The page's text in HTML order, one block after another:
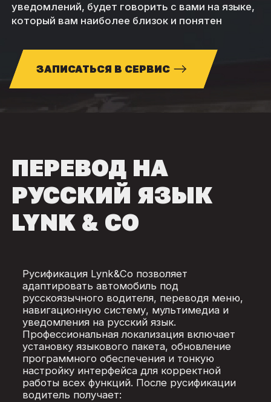
уведомлений, будет говорить с вами на языке,
который вам наиболее близок и понятен
ЗАПИСАТЬСЯ В СЕРВИС
ПЕРЕВОД НА
РУССКИЙ ЯЗЫК
LYNK & CO
Русификация Lynk&Co позволяет
адаптировать автомобиль под
русскоязычного водителя, переводя меню,
навигационную систему, мультимедиа и
уведомления на русский язык.
Профессиональная локализация включает
установку языкового пакета, обновление
программного обеспечения и тонкую
настройку интерфейса для корректной
работы всех функций. После русификации
водитель получает: